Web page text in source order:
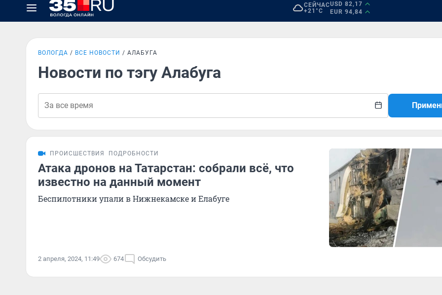
СЕЙЧАС
+21°C
USD 82,17
EUR 94,84
ВОЛОГДА ВСЕ НОВОСТИ АЛАБУГА
Новости по тэгу Алабуга
ПРОИСШЕСТВИЯ ПОДРОБНОСТИ
Атака дронов на Татарстан: собрали всё, что
известно на данный момент
Беспилотники упали в Нижнекамске и Елабуге
2 апреля, 2024, 11:49 674 Обсудить